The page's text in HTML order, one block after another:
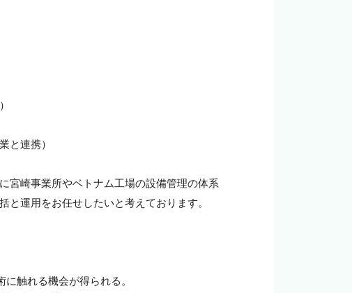
と連携）
宮崎事業所やベトナム工場の設備管理の体系
運用をお任せしたいと考えております。
触れる機会が得られる。